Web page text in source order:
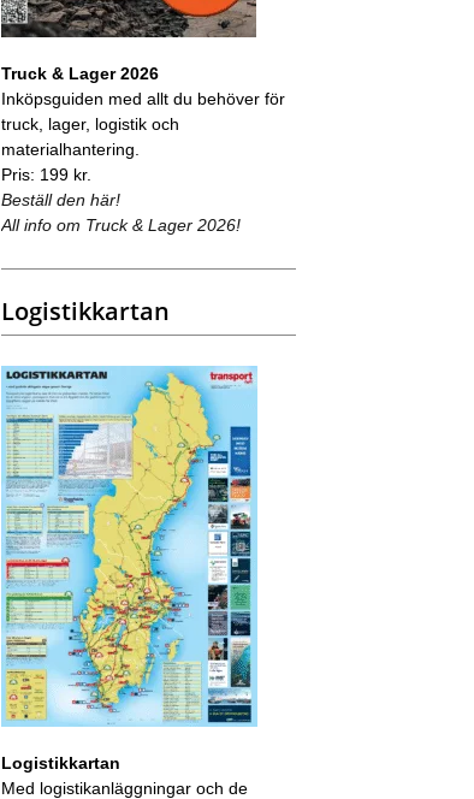
Truck & Lager 2026
Inköpsguiden med allt du behöver för
truck, lager, logistik och
materialhantering.
Pris: 199 kr.
Beställ den här!
All info om Truck & Lager 2026!
Logistikkartan
Logistikkartan
Med logistikanläggningar och de